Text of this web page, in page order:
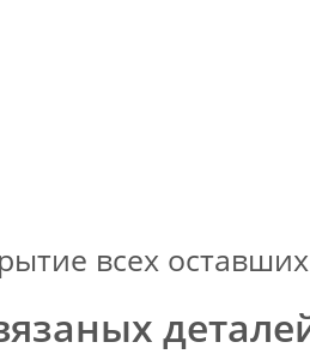
всех